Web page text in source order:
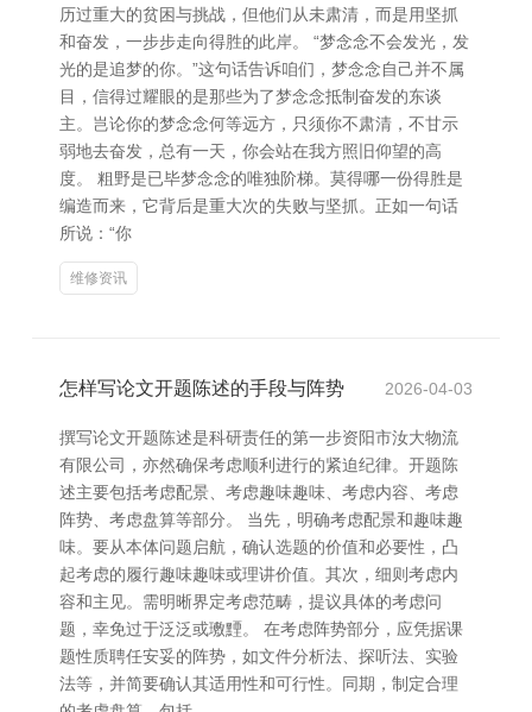
历过重大的贫困与挑战，但他们从未肃清，而是用坚抓
和奋发，一步步走向得胜的此岸。 “梦念念不会发光，发
光的是追梦的你。”这句话告诉咱们，梦念念自己并不属
目，信得过耀眼的是那些为了梦念念抵制奋发的东谈
主。岂论你的梦念念何等远方，只须你不肃清，不甘示
弱地去奋发，总有一天，你会站在我方照旧仰望的高
度。 粗野是已毕梦念念的唯独阶梯。莫得哪一份得胜是
编造而来，它背后是重大次的失败与坚抓。正如一句话
所说：“你
维修资讯
怎样写论文开题陈述的手段与阵势 2026-04-03
撰写论文开题陈述是科研责任的第一步资阳市汝大物流
有限公司，亦然确保考虑顺利进行的紧迫纪律。开题陈
述主要包括考虑配景、考虑趣味趣味、考虑内容、考虑
阵势、考虑盘算等部分。 当先，明确考虑配景和趣味趣
味。要从本体问题启航，确认选题的价值和必要性，凸
起考虑的履行趣味趣味或理讲价值。其次，细则考虑内
容和主见。需明晰界定考虑范畴，提议具体的考虑问
题，幸免过于泛泛或璷黫。 在考虑阵势部分，应凭据课
题性质聘任安妥的阵势，如文件分析法、探听法、实验
法等，并简要确认其适用性和可行性。同期，制定合理